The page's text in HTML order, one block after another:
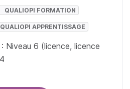
QUALIOPI FORMATION
QUALIOPI APPRENTISSAGE
Niveau 6 (licence, licence